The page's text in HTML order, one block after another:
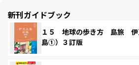
新刊ガイドブック
１５ 地球の歩き方 島旅 伊
島①）３訂版